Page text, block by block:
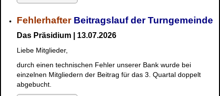
FehlerhafterBeitragslauf der Turngemeinde
Das Präsidium | 13.07.2026
Liebe Mitglieder,
durch einen technischen Fehler unserer Bank wurde bei
einzelnen Mitgliedern der Beitrag für das 3. Quartal doppelt
abgebucht.